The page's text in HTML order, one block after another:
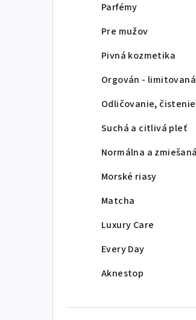
Parfémy
Pre mužov
Pivná kozmetika
Orgován -
Odličovanie,
Suchá a citlivá pleť
Normálna a
Morské riasy
Matcha
Luxury Care
Every Day
Aknestop